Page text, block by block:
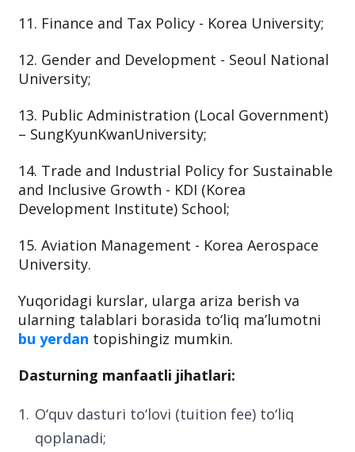
11. Finance and Tax Policy - Korea University;
12. Gender and Development - Seoul National
University;
13. Public Administration (Local Government)
– SungKyunKwanUniversity;
14. Trade and Industrial Policy for Sustainable
and Inclusive Growth - KDI (Korea
Development Institute) School;
15. Aviation Management - Korea Aerospace
University.
Yuqoridagi kurslar, ularga ariza berish va
ularning talablari borasida to‘liq ma’lumotni
bu yerdan topishingiz mumkin.
Dasturning manfaatli jihatlari:
O‘quv dasturi to‘lovi (tuition fee) to‘liq
qoplanadi;